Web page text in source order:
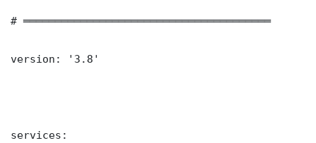
# ═══════════════════════════════════════
version: '3.8'
services: